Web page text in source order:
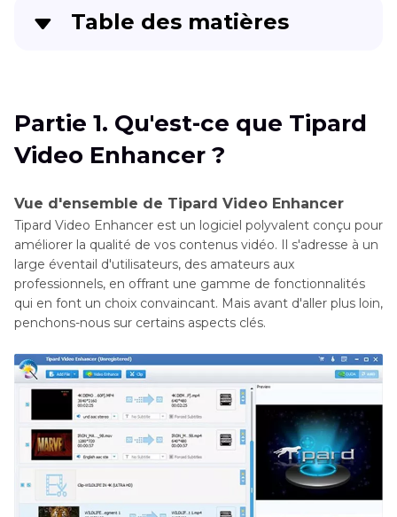
Table des matières
Partie 2
. Comment utiliser Tipard Video
Enhancer ?
Enhancer
Partie 4 . FAQ de Tipard Video Enhancer
Conclusion
Partie 1. Qu'est-ce que Tipard
Video Enhancer ?
Vue d'ensemble de Tipard Video Enhancer
Tipard Video Enhancer est un logiciel polyvalent conçu pour
améliorer la qualité de vos contenus vidéo. Il s'adresse à un
large éventail d'utilisateurs, des amateurs aux
professionnels, en offrant une gamme de fonctionnalités
qui en font un choix convaincant. Mais avant d'aller plus loin,
penchons-nous sur certains aspects clés.